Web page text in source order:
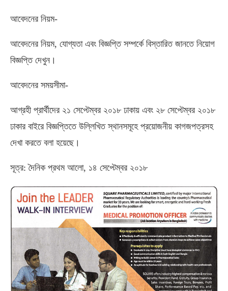
আবেদনের নিয়ম-
আবেদনের নিয়ম, যোগ্যতা এবং বিজ্ঞপ্তি সম্পর্কে বিস্তারিত জানতে নিয়োগ
বিজ্ঞপ্তি দেখুন।
আবেদনের সময়সীমা-
আগ্রহী প্রার্থীদের ২১ সেপ্টেম্বর ২০১৮ ঢাকায় এবং ২৮ সেপ্টেম্বর ২০১৮
ঢাকার বাইরে বিজ্ঞপ্তিতে উল্লিখিত স্থানসমূহে প্রয়োজনীয় কাগজপত্রসহ
দেখা করতে বলা হয়েছে।
সূত্র: দৈনিক প্রথম আলো, ১৪ সেপ্টেম্বর ২০১৮